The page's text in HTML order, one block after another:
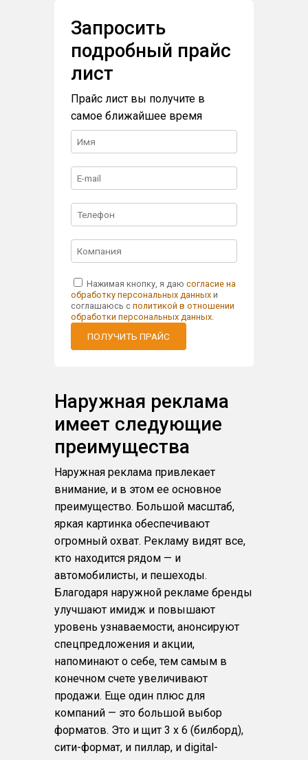
Запросить
подробный прайс
лист
Прайс лист вы получите в
самое ближайшее время
Нажимая кнопку, я даю согласие на
обработку персональных данныхи
соглашаюсь с политикой в отношении
обработки персональных данных.
ПОЛУЧИТЬ ПРАЙС
Наружная реклама
имеет следующие
преимущества
Наружная реклама привлекает
внимание, и в этом ее основное
преимущество. Большой масштаб,
яркая картинка обеспечивают
огромный охват. Рекламу видят все,
кто находится рядом — и
автомобилисты, и пешеходы.
Благодаря наружной рекламе бренды
улучшают имидж и повышают
уровень узнаваемости, анонсируют
спецпредложения и акции,
напоминают о себе, тем самым в
конечном счете увеличивают
продажи. Еще один плюс для
компаний — это большой выбор
форматов. Это и щит 3 х 6 (билборд),
сити-формат, и пиллар, и digital-